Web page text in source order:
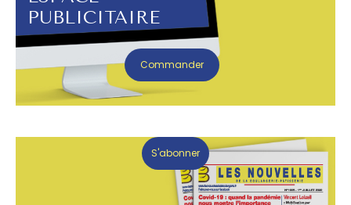
PUBLICITAIRE
Commander
S'abonner